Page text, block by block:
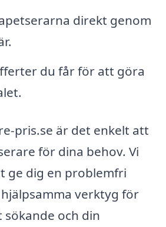
direkt genom
du får för att göra
pris.se är det enkelt att
för dina behov. Vi
ge dig en problemfri
verktyg för
och din